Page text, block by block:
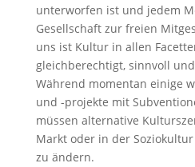
unterworfen ist und jedem
Gesellschaft zur freien
uns ist Kultur in allen
gleichberechtigt, sinnvoll
Während momentan einige
und -projekte mit
müssen alternative
Markt oder in der
zu ändern.